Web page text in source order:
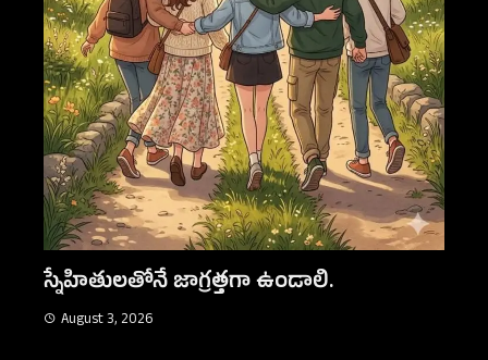
నిజమైన స్నేహం
August 3, 2026